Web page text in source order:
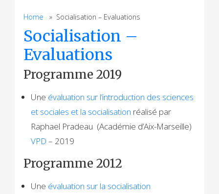
Home » Socialisation – Evaluations
Socialisation –
Evaluations
Programme 2019
Une évaluation sur l’introduction des sciences
et sociales et la socialisation réalisé par
Raphael Pradeau (Académie d’Aix-Marseille)
VPD – 2019
Programme 2012
Une évaluation sur la socialisation